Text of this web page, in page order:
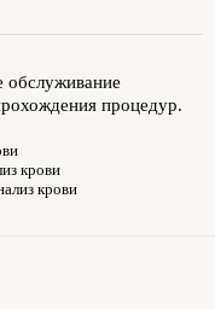
обслуживание
процедур.
крови
крови